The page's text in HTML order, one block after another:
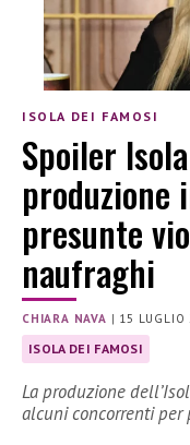
ISOLA DEI FAMOSI
Spoiler
produzione
presunte
naufraghi
CHIARA NAVA | 15 LUGLIO
ISOLA DEI FAMOSI
La produzione
alcuni concorrenti per